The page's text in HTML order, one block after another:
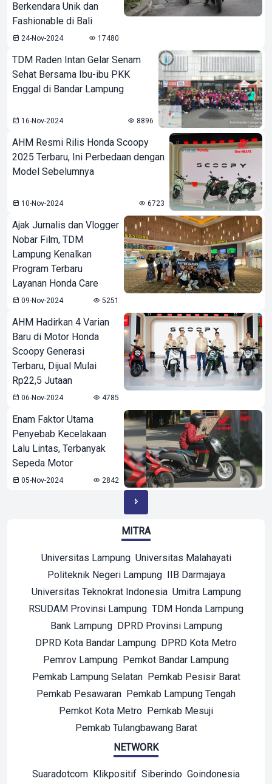
Berkendara Unik dan
Fashionable di Bali
24-Nov-2024 17480
TDM Raden Intan Gelar Senam
Sehat Bersama Ibu-ibu PKK
Enggal di Bandar Lampung
16-Nov-2024 8896
AHM Resmi Rilis Honda Scoopy
2025 Terbaru, Ini Perbedaan dengan
Model Sebelumnya
10-Nov-2024 6723
Ajak Jurnalis dan Vlogger
Nobar Film, TDM
Lampung Kenalkan
Program Terbaru
Layanan Honda Care
09-Nov-2024 5251
AHM Hadirkan 4 Varian
Baru di Motor Honda
Scoopy Generasi
Terbaru, Dijual Mulai
Rp22,5 Jutaan
06-Nov-2024 4785
Enam Faktor Utama
Penyebab Kecelakaan
Lalu Lintas, Terbanyak
Sepeda Motor
05-Nov-2024 2842
MITRA
Universitas Lampung Universitas Malahayati
Politeknik Negeri Lampung IIB Darmajaya
Universitas Teknokrat Indonesia Umitra Lampung
RSUDAM Provinsi Lampung TDM Honda Lampung
Bank Lampung DPRD Provinsi Lampung
DPRD Kota Bandar Lampung DPRD Kota Metro
Pemrov Lampung Pemkot Bandar Lampung
Pemkab Lampung Selatan Pemkab Pesisir Barat
Pemkab Pesawaran Pemkab Lampung Tengah
Pemkot Kota Metro Pemkab Mesuji
Pemkab Tulangbawang Barat
NETWORK
Suaradotcom Klikpositif Siberindo Goindonesia